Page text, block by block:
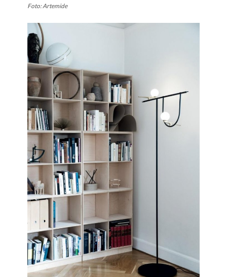
Foto: Artemide